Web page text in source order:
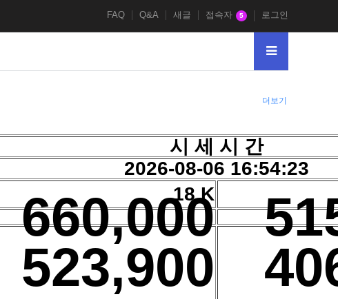
FAQ Q&A 새글 접속자 5 로그인
시 세 시 간
2026-08-06 16:54:23
18 K
660,000
523,900
더보기